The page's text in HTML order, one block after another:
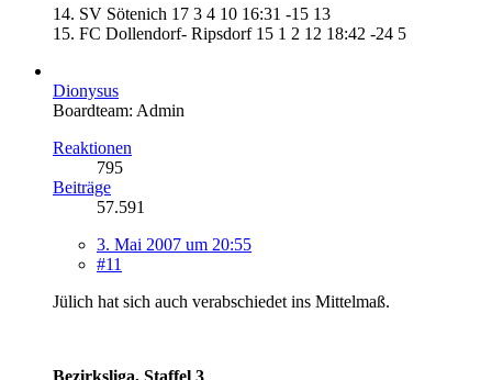
14. SV Sötenich 17 3 4 10 16:31 -15 13
15. FC Dollendorf- Ripsdorf 15 1 2 12 18:42 -24 5
Dionysus
Boardteam: Admin
Reaktionen
795
Beiträge
57.591
3. Mai 2007 um 20:55
#11
Jülich hat sich auch verabschiedet ins Mittelmaß.
Bezirksliga, Staffel 3